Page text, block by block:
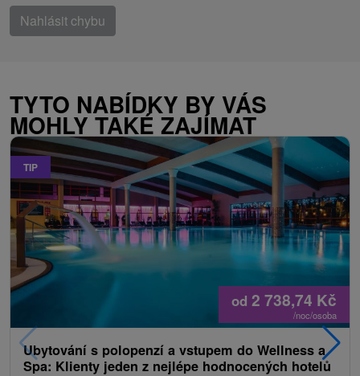
Nahlásit chybu
TYTO NABÍDKY BY VÁS
MOHLY TAKÉ ZAJÍMAT
TIP
od 2 738,74 Kč
/noc/osoba
Ubytování s polopenzí a vstupem do Wellness a
Spa: Klienty jeden z nejlépe hodnocených hotelů